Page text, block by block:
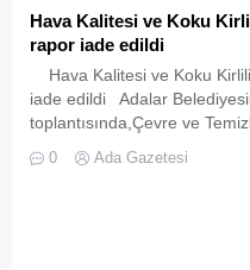
Hava Kalitesi ve Koku
rapor iade edildi
Hava Kalitesi ve Koku
iade edildi Adalar
toplantısında,Çevre ve
hazırlamış olduğu Hava
hakkındaki raporu
0 Ada Gazetesi